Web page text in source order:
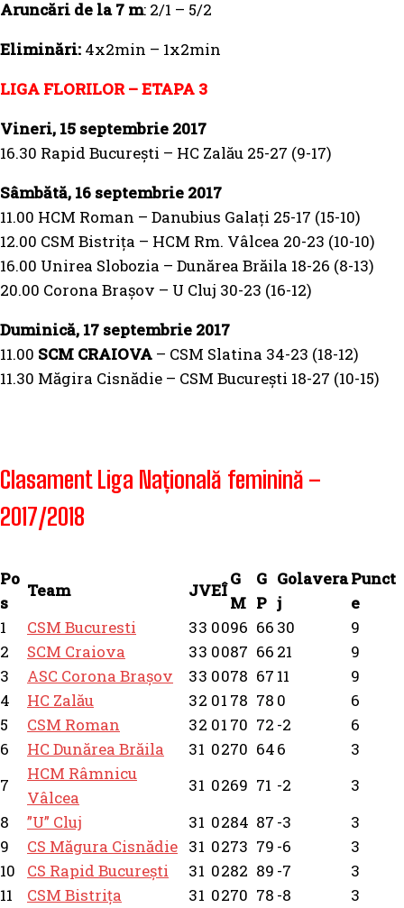
Aruncări de la 7 m: 2/1 – 5/2
Eliminări: 4x2min – 1x2min
LIGA FLORILOR – ETAPA 3
Vineri, 15 septembrie 2017
16.30 Rapid București – HC Zalău 25-27 (9-17)
Sâmbătă, 16 septembrie 2017
11.00 HCM Roman – Danubius Galați 25-17 (15-10)
12.00 CSM Bistrița – HCM Rm. Vâlcea 20-23 (10-10)
16.00 Unirea Slobozia – Dunărea Brăila 18-26 (8-13)
20.00 Corona Brașov – U Cluj 30-23 (16-12)
Duminică, 17 septembrie 2017
11.00 SCM CRAIOVA – CSM Slatina 34-23 (18-12)
11.30 Măgira Cisnădie – CSM București 18-27 (10-15)
Clasament Liga Națională feminină –
2017/2018
Po
s
Team JVEÎ
G
M
G
P
Golavera
j
Punct
e
1
CSM Bucuresti 33 0096 66 30
9
2
SCM Craiova 33 0087 66 21
9
3
ASC Corona Brașov 33 0078 67 11
9
4
HC Zalău 32 01 78 78 0
6
5
CSM Roman 32 01 70 72 -2
6
6
HC Dunărea Brăila 31 0270 646
3
7
HCM Râmnicu
Vâlcea
31 0269 71 -2
3
8
”U” Cluj 31 0284 87 -3
3
9
CS Măgura Cisnădie 31 0273 79 -6
3
10
CS Rapid București 31 0282 89 -7
3
11
CSM Bistrița 31 0270 78 -8
3